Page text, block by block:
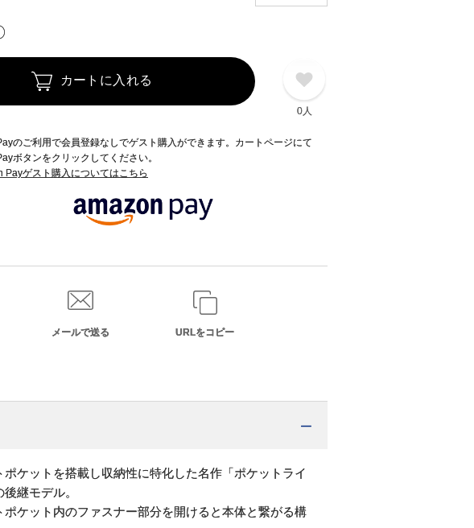
カートに入れる
0人
のご利用で会員登録なしでゲスト購入ができます。カートページにて
ボタンをクリックしてください。
ゲスト購入についてはこちら
メールで送る URLをコピー
ポケットを搭載し収納性に特化した名作「ポケットライ
継モデル。
ポケット内のファスナー部分を開けると本体と繋がる構